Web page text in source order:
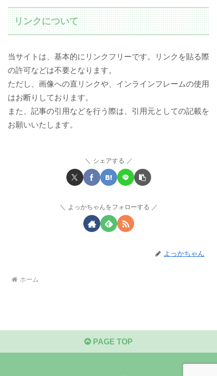
リンクについて
当サイトは、基本的にリンクフリーです。リンクを貼る際
の許可などは不要となります。
ただし、画像への直リンクや、インラインフレームの使用
はお断りしております。
また、記事の引用などを行う際は、引用元としての記載を
お願いいたします。
シェアする
よっかちゃんをフォローする
よっかちゃん
ホーム
PAGE TOP